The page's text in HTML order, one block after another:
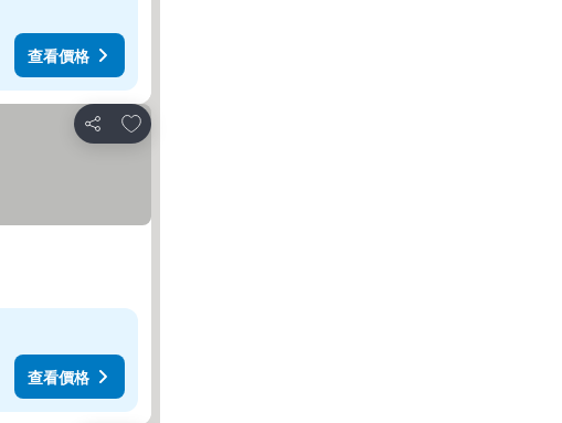
查看價格
分享
加入我的最愛
查看價格